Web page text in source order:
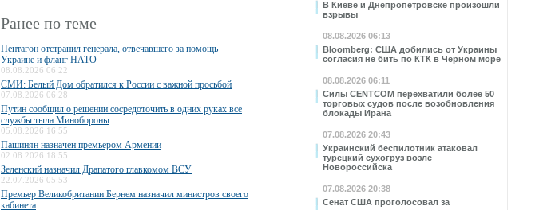
В Киеве и Днепропетровске произошли
взрывы
08.08.2026 06:13
Bloomberg: США добились от Украины
согласия не бить по КТК в Черном море
08.08.2026 06:11
Силы CENTCOM перехватили более 50
торговых судов после возобновления
блокады Ирана
07.08.2026 20:43
Украинский беспилотник атаковал
турецкий сухогруз возле
Новороссийска
07.08.2026 20:38
Сенат США проголосовал за
Ранее по теме
Пентагон отстранил генерала, отвечавшего за помощь
Украине и фланг НАТО
08.08.2026 06:22
СМИ: Белый Дом обратился к России с важной просьбой
07.08.2026 06:28
Путин сообщил о решении сосредоточить в одних руках все
службы тыла Минобороны
05.08.2026 16:55
Пашинян назначен премьером Армении
02.08.2026 18:55
Зеленский назначил Драпатого главкомом ВСУ
22.07.2026 05:53
Премьер Великобритании Бернем назначил министров своего
кабинета